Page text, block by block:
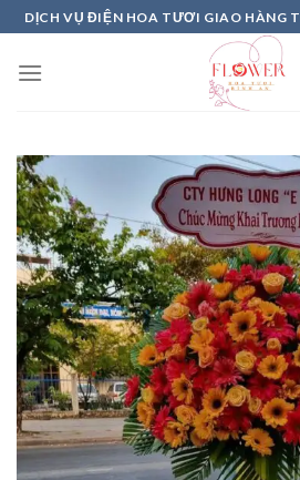
Skip
to
content
DỊCH VỤ ĐIỆN HOA TƯƠI GIAO HÀNG